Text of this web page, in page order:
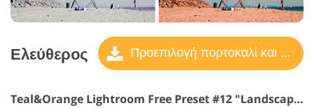
Ελεύθερος Προεπιλογή πορτοκαλί και γαλαζοπράσινο
Teal&Orange Lightroom Free Preset #12 "Landscape"